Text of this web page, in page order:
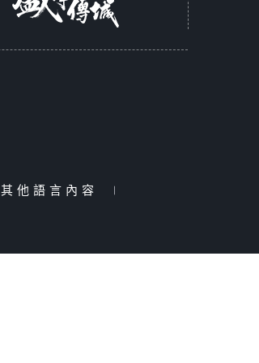
其他語言內容 |